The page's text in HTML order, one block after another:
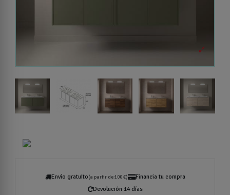
Envío gratuito(a partir de 100 €)
Financia tu compra
Devolución 14 días